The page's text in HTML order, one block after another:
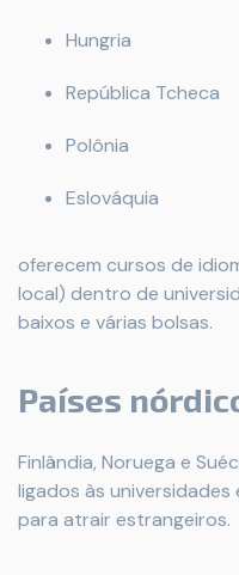
Hungria
República Tcheca
Polônia
Eslováquia
oferecem cursos de
local) dentro de
baixos e várias bolsas.
Países
Finlândia, Noruega e
ligados às
para atrair estrangeiros.